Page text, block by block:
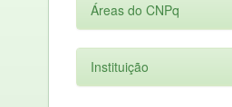
Áreas do CNPq
Instituição